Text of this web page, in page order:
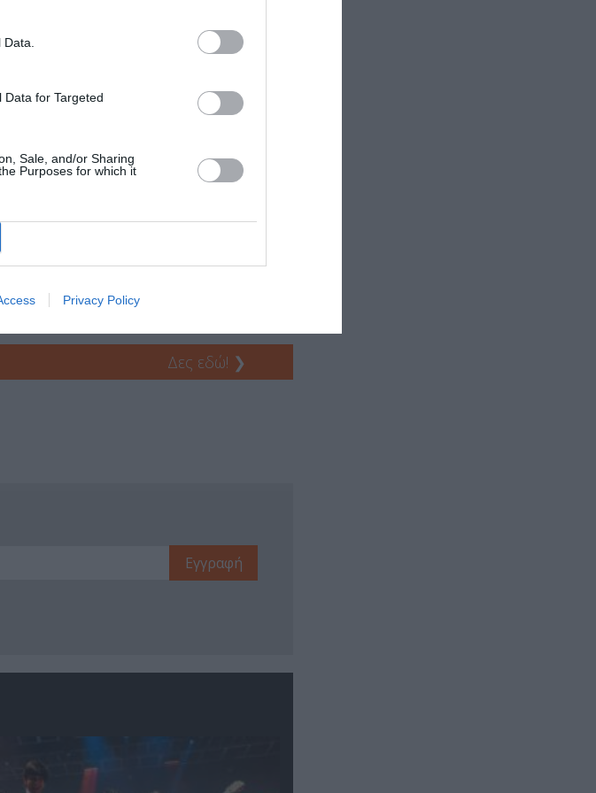
for Targeted
Sale, and/or Sharing
Purposes for which it
Privacy Policy
και για τις δύο συναυλίες (Παρασκευή +
Δες εδώ! ❯